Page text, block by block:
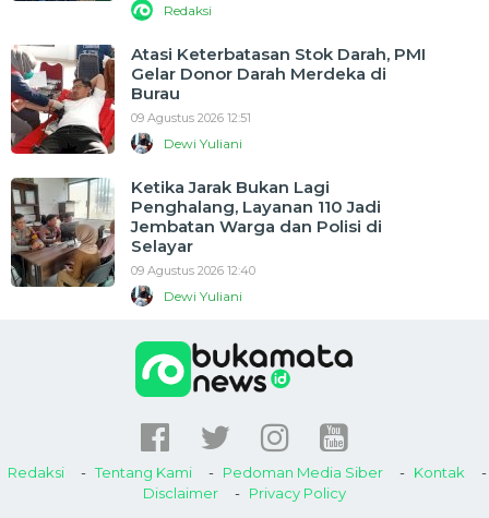
Redaksi
Atasi Keterbatasan Stok Darah, PMI
Gelar Donor Darah Merdeka di
Burau
09 Agustus 2026 12:51
Dewi Yuliani
Ketika Jarak Bukan Lagi
Penghalang, Layanan 110 Jadi
Jembatan Warga dan Polisi di
Selayar
09 Agustus 2026 12:40
Dewi Yuliani
Redaksi Tentang Kami Pedoman Media Siber
Kontak
Disclaimer
Privacy Policy